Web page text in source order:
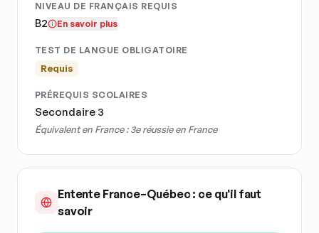
NIVEAU DE FRANÇAIS REQUIS
B2 En savoir plus
TEST DE LANGUE OBLIGATOIRE
Requis
PRÉREQUIS SCOLAIRES
Secondaire 3
Équivalent en France :3e réussie en France
Entente France–Québec : ce qu'il faut
savoir